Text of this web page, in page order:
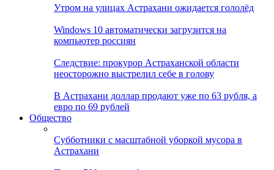
Утром на улицах Астрахани ожидается гололёд
Windows 10 автоматически загрузится на
компьютер россиян
Следствие: прокурор Астраханской области
неосторожно выстрелил себе в голову
В Астрахани доллар продают уже по 63 рубля, а
евро по 69 рублей
Общество
Субботники с масштабной уборкой мусора в
Астрахани